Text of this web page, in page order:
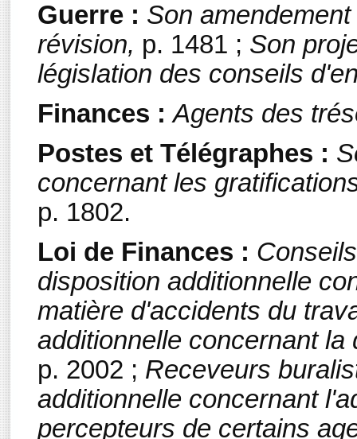
Guerre : Son
révision, p. 1481 ; Son
législation des conseils
Finances : Agents des
Postes et Télégraphes :
concernant les
p. 1802.
Loi de Finances :
disposition additionnelle
matière d'accidents du
additionnelle concernant
p. 2002 ; Receveurs
additionnelle concernant
percepteurs de certains